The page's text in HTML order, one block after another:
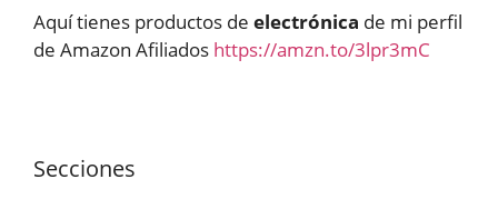
Aquí tienes productos de electrónica de mi perfil
de Amazon Afiliados https://amzn.to/3lpr3mC
Secciones